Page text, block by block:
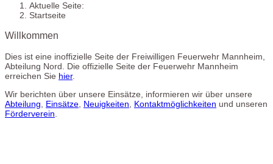
Aktuelle Seite:
Startseite
Willkommen
Dies ist eine inoffizielle Seite der Freiwilligen Feuerwehr Mannheim,
Abteilung Nord. Die offizielle Seite der Feuerwehr Mannheim
erreichen Sie hier.
Wir berichten über unsere Einsätze, informieren wir über unsere
Abteilung
Einsätze Neuigkeiten Kontaktmöglichkeiten und unseren
Förderverein